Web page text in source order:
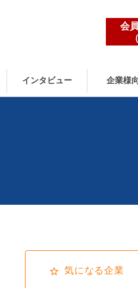
会
インタビュー 企業様
気になる企業